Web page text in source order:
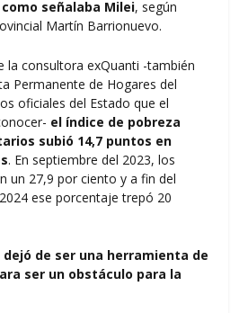
señalaba Milei, según
Martín Barrionuevo.
la consultora exQuanti -también
Permanente de Hogares del
oficiales del Estado que el
el índice de pobreza
subió 14,7 puntos en
. En septiembre del 2023, los
un 27,9 por ciento y a fin del
ese porcentaje trepó 20
dejó de ser una herramienta de
ser un obstáculo para la